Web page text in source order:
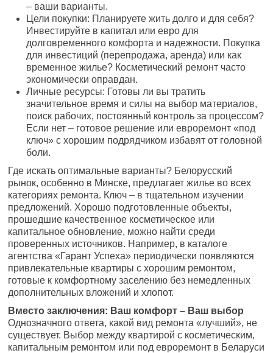
– ваши варианты.
Цели покупки: Планируете жить долго и для себя?
Инвестируйте в капитал или евро для
долговременного комфорта и надежности. Покупка
для инвестиций (перепродажа, аренда) или как
временное жилье? Косметический ремонт часто
экономически оправдан.
Личные ресурсы: Готовы ли вы тратить
значительное время и силы на выбор материалов,
поиск рабочих, постоянный контроль за процессом?
Если нет – готовое решение или евроремонт «под
ключ» с хорошим подрядчиком избавят от головной
боли.
Где искать оптимальные варианты? Белорусский
рынок, особенно в Минске, предлагает жилье во всех
категориях ремонта. Ключ – в тщательном изучении
предложений. Хорошо подготовленные объекты,
прошедшие качественное косметическое или
капитальное обновление, можно найти среди
проверенных источников. Например, в каталоге
агентства «Гарант Успеха» периодически появляются
привлекательные квартиры с хорошим ремонтом,
готовые к комфортному заселению без немедленных
дополнительных вложений и хлопот.
Вместо заключения: Ваш комфорт – Ваш выбор
Однозначного ответа, какой вид ремонта «лучший», не
существует. Выбор между квартирой с косметическим,
капитальным ремонтом или под евроремонт в Беларуси